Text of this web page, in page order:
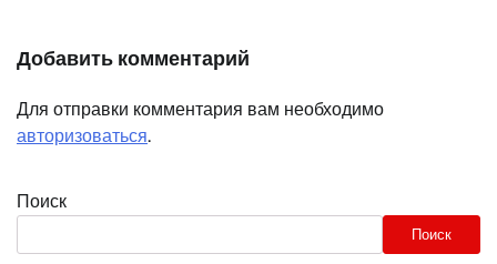
Добавить комментарий
Для отправки комментария вам необходимо
авторизоваться.
Поиск
Поиск